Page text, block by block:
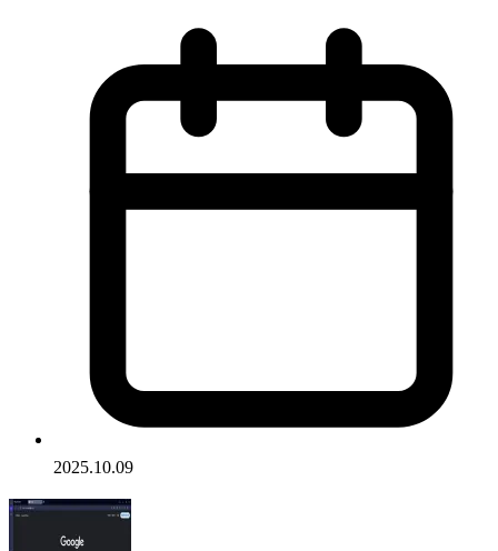
2025.10.09